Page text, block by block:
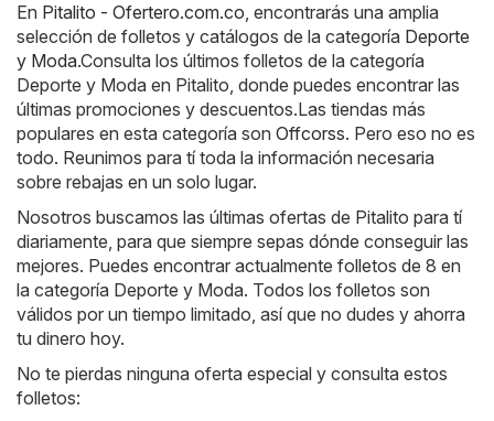
En Pitalito - Ofertero.com.co, encontrarás una amplia
selección de folletos y catálogos de la categoría Deporte
y Moda.Consulta los últimos folletos de la categoría
Deporte y Moda en Pitalito, donde puedes encontrar las
últimas promociones y descuentos.Las tiendas más
populares en esta categoría son Offcorss. Pero eso no es
todo. Reunimos para tí toda la información necesaria
sobre rebajas en un solo lugar.
Nosotros buscamos las últimas ofertas de Pitalito para tí
diariamente, para que siempre sepas dónde conseguir las
mejores. Puedes encontrar actualmente folletos de 8 en
la categoría Deporte y Moda. Todos los folletos son
válidos por un tiempo limitado, así que no dudes y ahorra
tu dinero hoy.
No te pierdas ninguna oferta especial y consulta estos
folletos: